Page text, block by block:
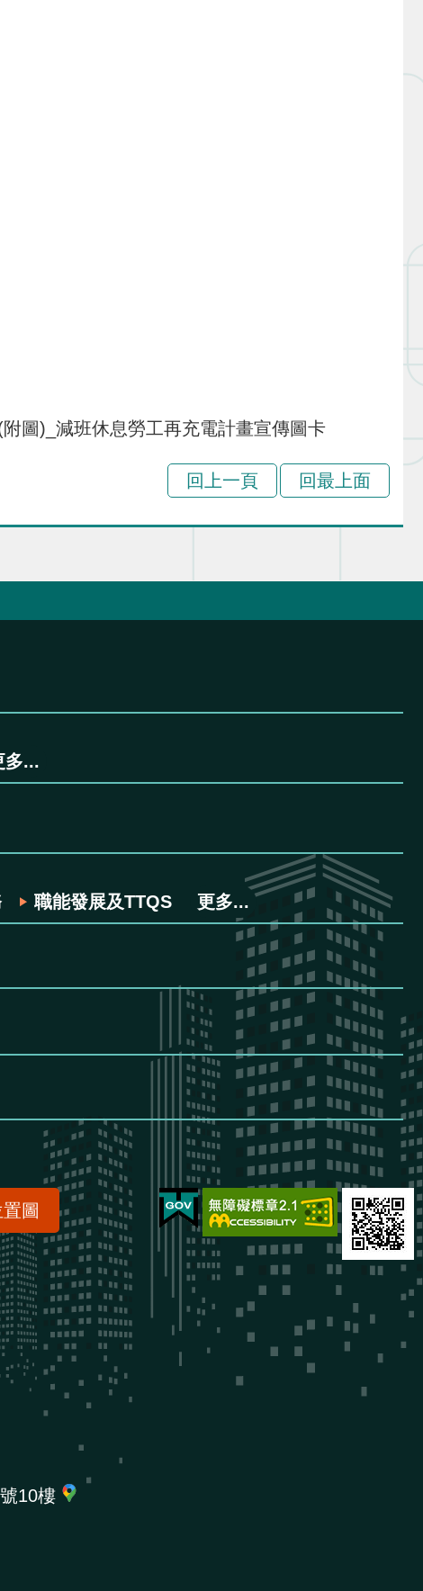
圖)_減班休息勞工再充電計畫宣傳圖卡
回上一頁 回最上面
多...
職能發展及TTQS 更多...
圖
10樓